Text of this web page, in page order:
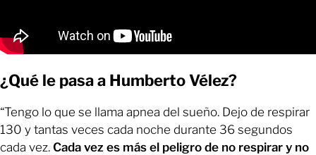
¿Qué le pasa a Humberto Vélez?
“Tengo lo que se llama apnea del sueño. Dejo de respirar
130 y tantas veces cada noche durante 36 segundos
cada vez. Cada vez es más el peligro de no respirar y no